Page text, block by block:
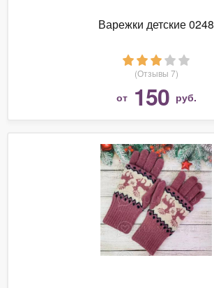
Варежки детские 0248
(Отзывы 7)
от 150 руб.